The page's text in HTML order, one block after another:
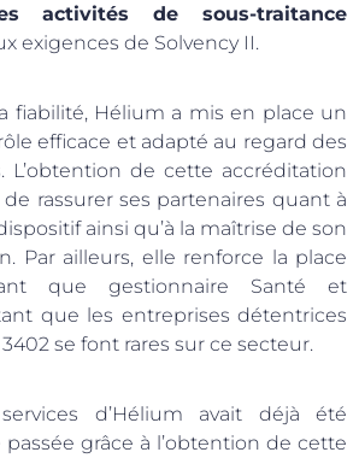
activités de sous-traitance
exigences de Solvency II.
fiabilité, Hélium a mis en place un
efficace et adapté au regard des
L’obtention de cette accréditation
rassurer ses partenaires quant à
ainsi qu’à la maîtrise de son
Par ailleurs, elle renforce la place
que gestionnaire Santé et
que les entreprises détentrices
se font rares sur ce secteur.
d’Hélium avait déjà été
passée grâce à l’obtention de cette